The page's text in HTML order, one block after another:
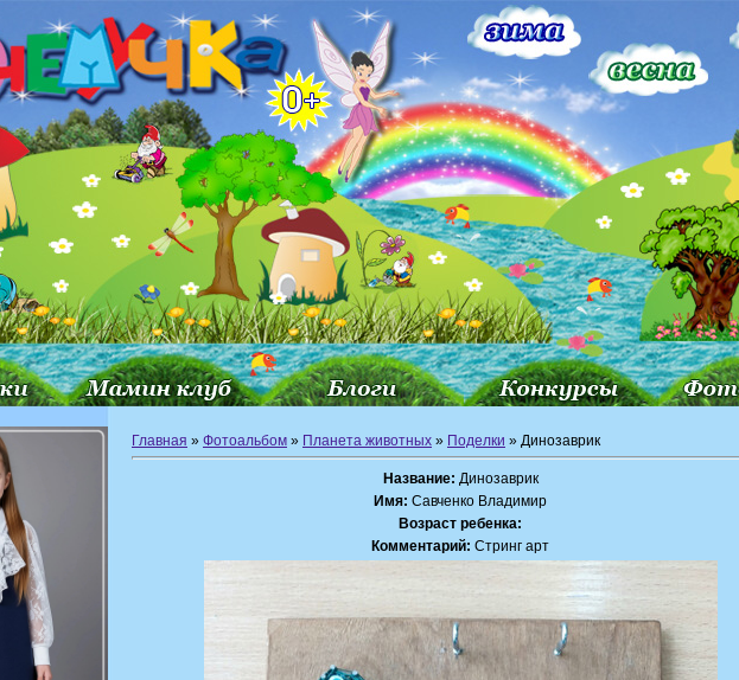
Главная » Фотоальбом » Планета животных » Поделки » Динозаврик
Название: Динозаврик
Имя: Савченко Владимир
Возраст ребенка:
Комментарий: Стринг арт